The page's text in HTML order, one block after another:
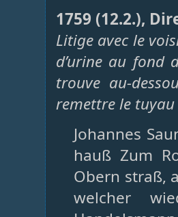
1759 (12.2.),
Litige avec le
d’urine au fond
trouve au-
remettre le
Johannes
hauß Zum
Obern straß,
welcher